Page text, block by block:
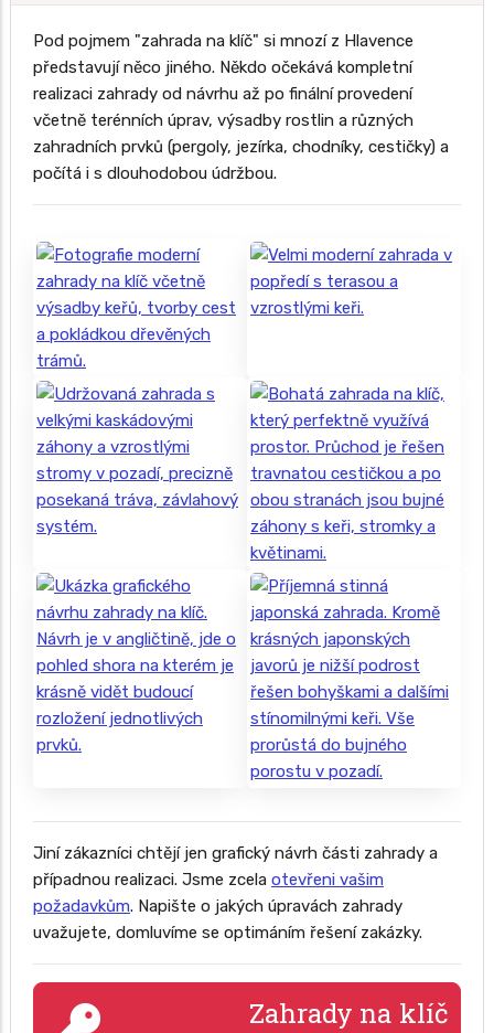
Pod pojmem "zahrada na klíč" si mnozí z Hlavence
představují něco jiného. Někdo očekává kompletní
realizaci zahrady od návrhu až po finální provedení
včetně terénních úprav, výsadby rostlin a různých
zahradních prvků (pergoly, jezírka, chodníky, cestičky) a
počítá i s dlouhodobou údržbou.
Jiní zákazníci chtějí jen grafický návrh části zahrady a
případnou realizaci. Jsme zcela otevřeni vašim
požadavkům. Napište o jakých úpravách zahrady
uvažujete, domluvíme se optimáním řešení zakázky.
Zahrady na klíč